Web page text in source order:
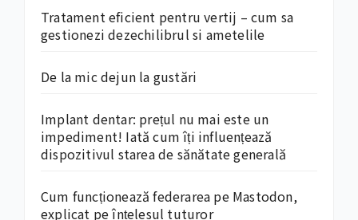
Tratament eficient pentru vertij – cum sa
gestionezi dezechilibrul si ametelile
De la mic dejun la gustări
Implant dentar: prețul nu mai este un
impediment! Iată cum îți influențează
dispozitivul starea de sănătate generală
Cum funcționează federarea pe Mastodon,
explicat pe înțelesul tuturor